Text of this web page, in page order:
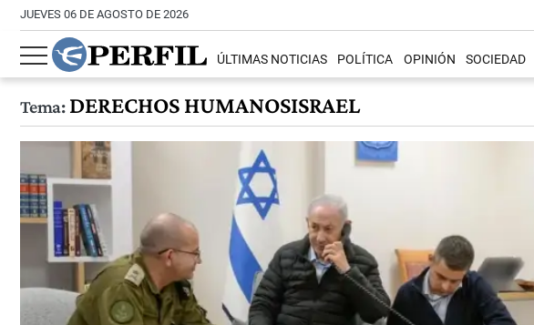
JUEVES 06 DE AGOSTO DE 2026
ÚLTIMAS NOTICIAS POLÍTICA OPINIÓN SOCIEDAD
Tema:DERECHOS HUMANOSISRAEL